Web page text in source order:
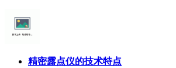
精密露点仪的技术特点